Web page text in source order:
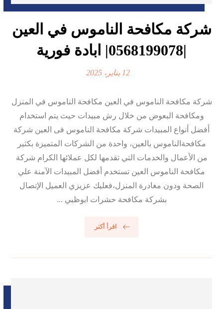
شركة مكافحة الناموس في العين
|0568199078| ابادة فورية
12 يناير، 2025
شركة مكافحة الناموس في العين مكافحة الناموس في المنزل
ومكافحة البعوض من خلال رش مبيدات حيث يتم استخدام
أفضل أنواع المبيدات شركة مكافحة الناموس فى العين شركة
مكافحةالناموس بالعين، واحدة من الشركات المتميزة بكثير
من الأعمال والخدمات التي تقدمها لكل عملائها الكرام شركة
مكافحة الناموس العين تستخدم أفضل المبيدات الآمنة علي
الصحة ودون مغادرة المنزل،فعليك عزيزي العميل الإتصال
بشركة مكافحة حشرات ابوظبي ...
اقرأ أكثر